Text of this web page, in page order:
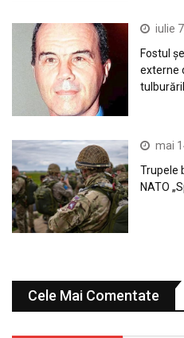
iulie
Fostul
externe
mai
Trupele
NATO
Cele Mai Comentate